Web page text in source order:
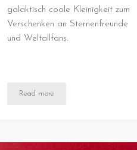
Memo-Spiel
galaktisch coole Kleinigkeit zum
Verschenken an Sternenfreunde
und Weltallfans.
Read moreSternenflummi